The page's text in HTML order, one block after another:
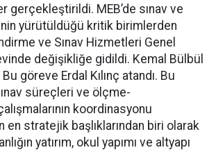
gerçekleştirildi. MEB’de sınav ve
yürütüldüğü kritik birimlerden
ve Sınav Hizmetleri Genel
değişikliğe gidildi. Kemal Bülbül
göreve Erdal Kılınç atandı. Bu
süreçleri ve ölçme-
koordinasyonu
en stratejik başlıklarından biri olarak
yatırım, okul yapımı ve altyapı